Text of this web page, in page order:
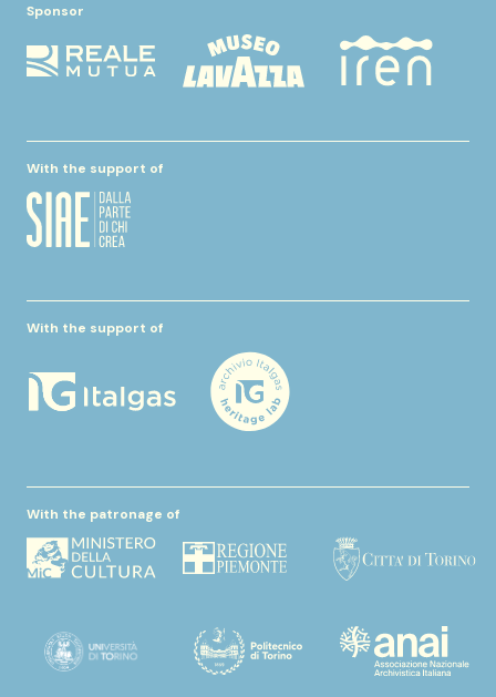
Sponsor
With the support of
With the support of
With the patronage of